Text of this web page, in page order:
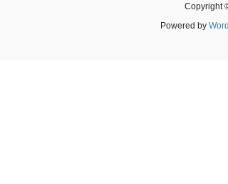
Copyright
Powered by